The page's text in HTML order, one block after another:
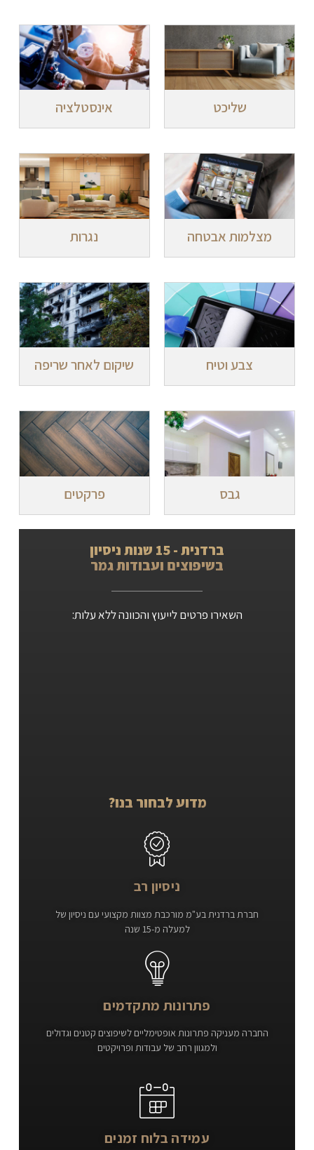
שליכט אינסטלציה
מצלמות אבטחה נגרות
צבע וטיח שיקום לאחר שריפה
גבס פרקטים
ברדנית - 15 שנות ניסיון
בשיפוצים ועבודות גמר
השאירו פרטים לייעוץ והכוונה ללא עלות:
מדוע לבחור בנו?
ניסיון רב
חברת ברדנית בע"מ מורכבת מצוות מקצועי עם ניסיון של
למעלה מ-15 שנה
פתרונות מתקדמים
החברה מעניקה פתרונות אופטימליים לשיפוצים קטנים וגדולים
ולמגוון רחב של עבודות ופרויקטים
עמידה בלוח זמנים